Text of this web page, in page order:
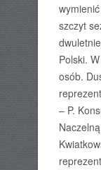
szczyt
Polski.
osób.
– P.